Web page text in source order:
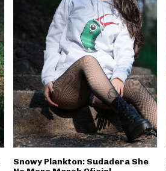
Snowy Plankton: Sudadera She